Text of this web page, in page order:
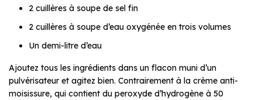
2 cuillères à soupe de sel fin
2 cuillères à soupe d’eau oxygénée en trois volumes
Un demi-litre d’eau
Ajoutez tous les ingrédients dans un flacon muni d’un
pulvérisateur et agitez bien. Contrairement à la crème anti-
moisissure, qui contient du peroxyde d’hydrogène à 50